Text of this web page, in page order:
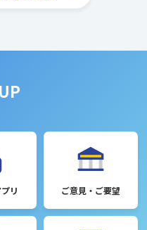
リ ご意見・ご要望